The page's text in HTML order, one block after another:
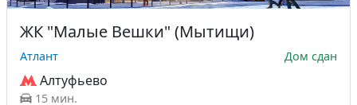
ЖК "Малые Вешки" (Мытищи)
Атлант Дом сдан
Алтуфьево
15 мин.